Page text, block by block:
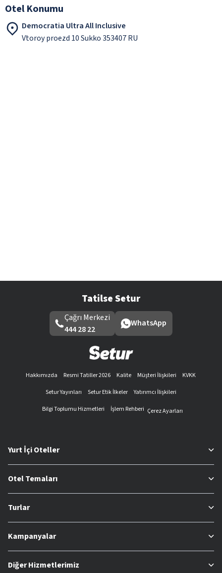
Otel Konumu
Democratia Ultra All Inclusive
Vtoroy proezd 10 Sukko 353407 RU
Tatilse Setur
Çağrı Merkezi
444 28 22
WhatsApp
Hakkımızda Resmi Tatiller 2026 Kalite Müşteri İlişkileri
KVKK
Setur Yayınları
Setur Etik İlkeler
Yatırımcı İlişkileri
Bilgi Toplumu Hizmetleri
İşlem Rehberi Çerez Ayarları
Yurt İçi Oteller
Otel Temaları
Turlar
Kampanyalar
Diğer Hizmetlerimiz